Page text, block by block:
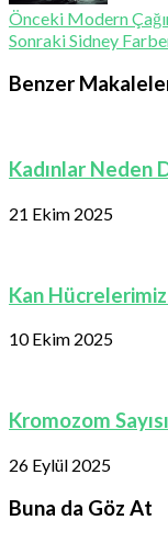
Önceki Modern
SonrakiSidney
Benzer
Kadınlar Neden
21 Ekim 2025
Kan
10 Ekim 2025
Kromozom
26 Eylül 2025
Buna da Göz At